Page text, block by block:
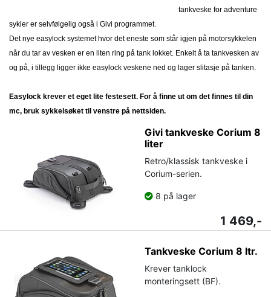
tankveske for adventure
sykler er selvfølgelig også i Givi programmet.
Det nye easylock systemet hvor det eneste som står igjen på motorsykkelen
når du tar av vesken er en liten ring på tank lokket. Enkelt å ta tankvesken av
og på, i tillegg ligger ikke easylock veskene ned og lager slitasje på tanken.
Easylock krever et eget lite festesett. For å finne ut om det finnes til din
mc, bruk sykkelsøket til venstre på nettsiden.
Givi tankveske Corium 8
liter
Retro/klassisk tankveske i
Corium-serien.
8 på lager
1 469,-
Tankveske Corium 8 ltr.
Krever tanklock
monteringsett (BF).